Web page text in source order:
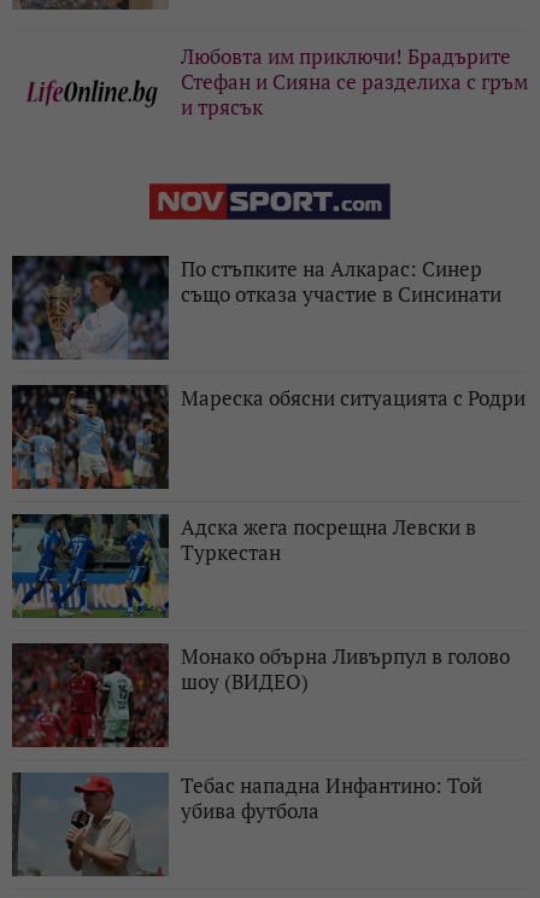
Любовта им приключи! Брадърите
Стефан и Сияна се разделиха с гръм
и трясък
По стъпките на Алкарас: Синер
също отказа участие в Синсинати
Мареска обясни ситуацията с Родри
Адска жега посрещна Левски в
Туркестан
Монако обърна Ливърпул в голово
шоу (ВИДЕО)
Тебас нападна Инфантино: Той
убива футбола